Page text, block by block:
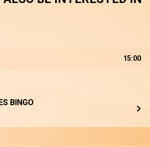
15:00
BINGO